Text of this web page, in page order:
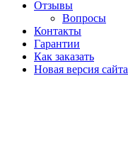
Отзывы
Вопросы
Контакты
Гарантии
Как заказать
Новая версия сайта